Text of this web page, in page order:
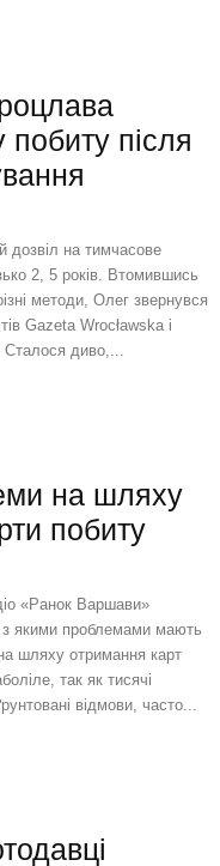
побиту після
дозвіл на тимчасове
2, 5 років. Втомившись
методи, Олег звернувся
Gazeta Wrocławska і
диво,...
на шляху
побиту
«Ранок Варшави»
з якими проблемами мають
шляху отримання карт
так як тисячі
відмови, часто...